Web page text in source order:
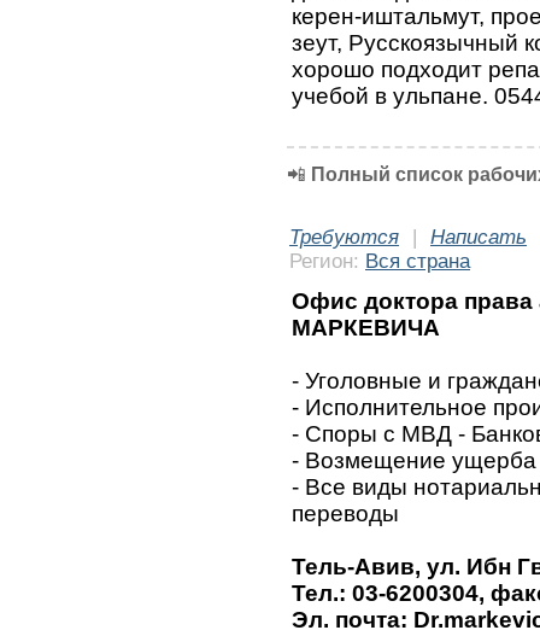
керен-иштальмут,
зеут, Русскоязычный
хорошо подходит
учебой в ульпане.
📲 Полный список
Требуются | Написать
Регион: Вся страна
Офис доктора
МАРКЕВИЧА
- Уголовные и
- Исполнительное
- Споры с МВД -
- Возмещение ущерба
- Все виды
переводы
Тель-Авив, ул. Ибн
Тел.: 03-6200304,
Эл. почта: